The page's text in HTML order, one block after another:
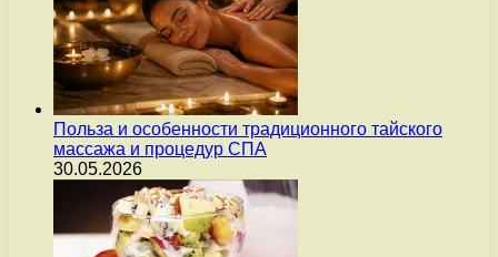
Польза и особенности традиционного тайского
массажа и процедур СПА
30.05.2026